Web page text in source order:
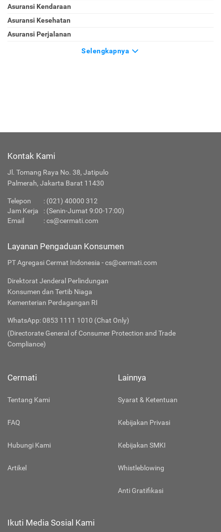
Asuransi Kendaraan
Asuransi Kesehatan
Asuransi Perjalanan
Selengkapnya
Kontak Kami
Jl. Tomang Raya No. 38, Jatipulo
Palmerah, Jakarta Barat 11430
Telepon : (021) 40000 312
Jam Kerja
: (Senin-Jumat 9:00-17:00)
Email
:cs@cermati.com
Layanan Pengaduan Konsumen
PT Agregasi Cermat Indonesia - cs@cermati.com
Direktorat Jenderal Perlindungan
Konsumen dan Tertib Niaga
Kementerian Perdagangan RI
WhatsApp: 0853 1111 1010 (Chat Only)
(Directorate General of Consumer Protection and Trade
Compliance)
Cermati
Tentang Kami
FAQ
Hubungi Kami
Artikel
Lainnya
Syarat & Ketentuan
Kebijakan Privasi
Kebijakan SMKI
Whistleblowing
Anti Gratifikasi
Ikuti Media Sosial Kami